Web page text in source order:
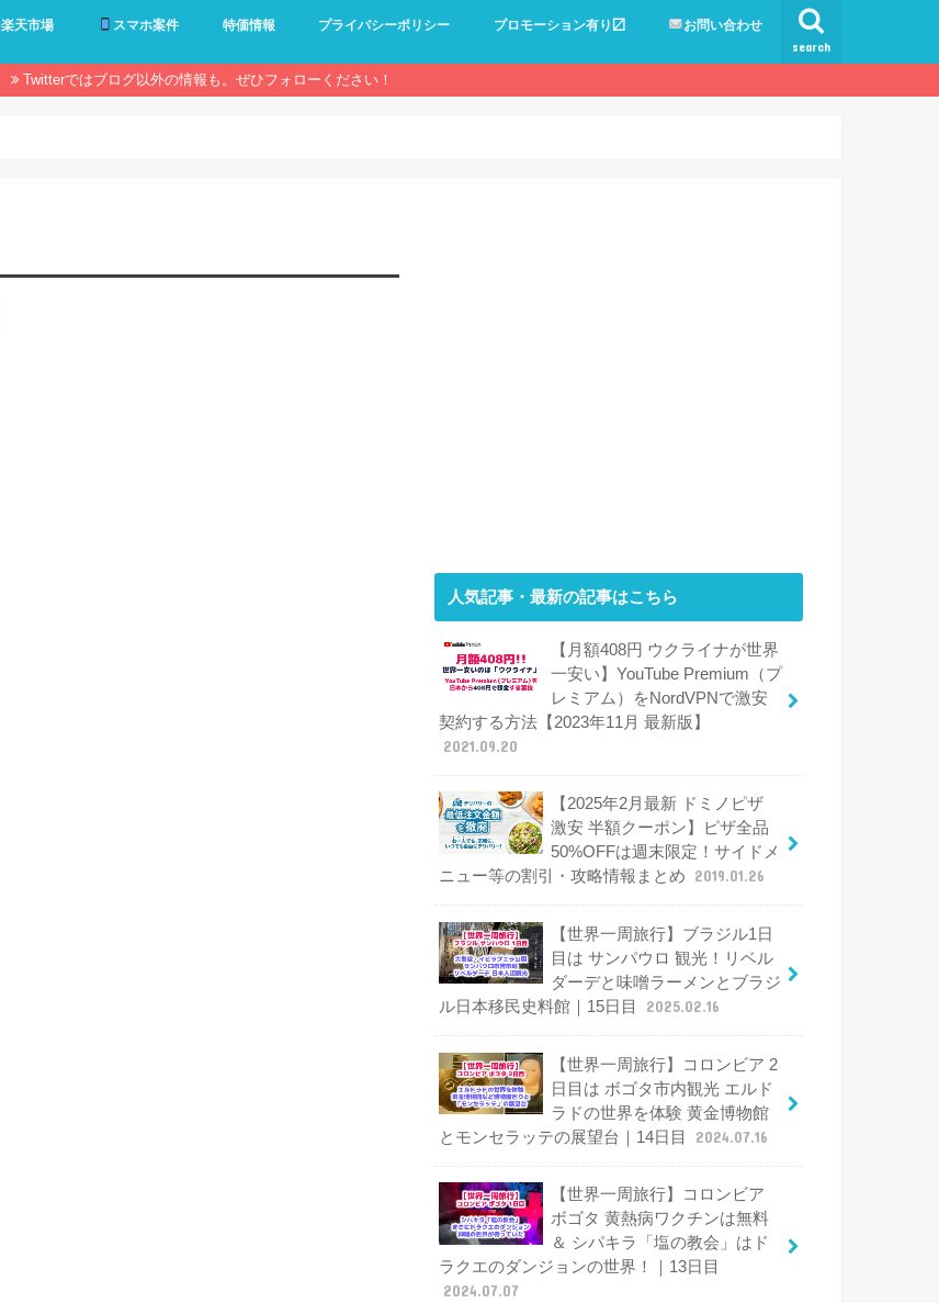
search
楽天市場 スマホ案件 特価情報 プライバシーポリシー プロモーション有り〼 お問い合わせ
Twitterではブログ以外の情報も。ぜひフォローください！
人気記事・最新の記事はこちら
【月額408円 ウクライナが世界
一安い】YouTube Premium（プ
レミアム）をNordVPNで激安
契約する方法【2023年11月 最新版】
2021.09.20
【2025年2月最新 ドミノピザ
激安 半額クーポン】ピザ全品
50%OFFは週末限定！サイドメ
ニュー等の割引・攻略情報まとめ
2019.01.26
【世界一周旅行】ブラジル1日
目は サンパウロ 観光！リベル
ダーデと味噌ラーメンとブラジ
ル日本移民史料館｜15日目
2025.02.16
【世界一周旅行】コロンビア 2
日目は ボゴタ市内観光 エルド
ラドの世界を体験 黄金博物館
とモンセラッテの展望台｜14日目
2024.07.16
【世界一周旅行】コロンビア
ボゴタ 黄熱病ワクチンは無料
＆ シパキラ「塩の教会」はド
ラクエのダンジョンの世界！｜13日目
2024.07.07